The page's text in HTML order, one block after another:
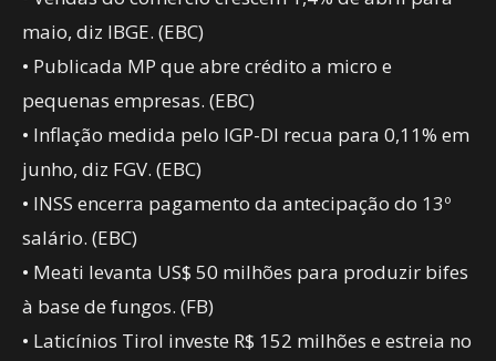
maio, diz IBGE. (EBC)
• Publicada MP que abre crédito a micro e
pequenas empresas. (EBC)
• Inflação medida pelo IGP-DI recua para 0,11% em
junho, diz FGV. (EBC)
• INSS encerra pagamento da antecipação do 13º
salário. (EBC)
• Meati levanta US$ 50 milhões para produzir bifes
à base de fungos. (FB)
• Laticínios Tirol investe R$ 152 milhões e estreia no